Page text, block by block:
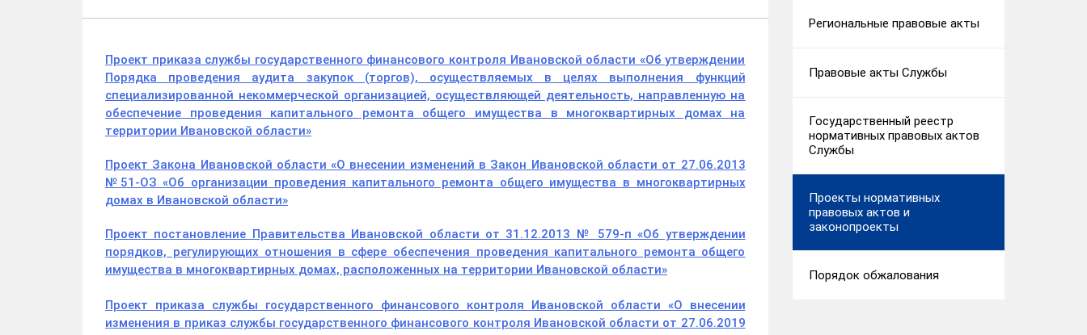
Проект приказа службы государственного финансового контроля Ивановской области «Об утверждении
Порядка проведения аудита закупок (торгов), осуществляемых в целях выполнения функций
специализированной некоммерческой организацией, осуществляющей деятельность, направленную на
обеспечение проведения капитального ремонта общего имущества в многоквартирных домах на
территории Ивановской области»
Проект Закона Ивановской области «О внесении изменений в Закон Ивановской области от 27.06.2013
№51-ОЗ «Об организации проведения капитального ремонта общего имущества в многоквартирных
домах в Ивановской области»
Проект постановление Правительства Ивановской области от 31.12.2013 № 579-п «Об утверждении
порядков, регулирующих отношения в сфере обеспечения проведения капитального ремонта общего
имущества в многоквартирных домах, расположенных на территории Ивановской области»
Проект приказа службы государственного финансового контроля Ивановской области «О внесении
изменения в приказ службы государственного финансового контроля Ивановской области от 27.06.2019
Региональные правовые акты
Правовые акты Службы
Государственный реестр
нормативных правовых актов
Службы
Проекты нормативных
правовых актов и
законопроекты
Порядок обжалования